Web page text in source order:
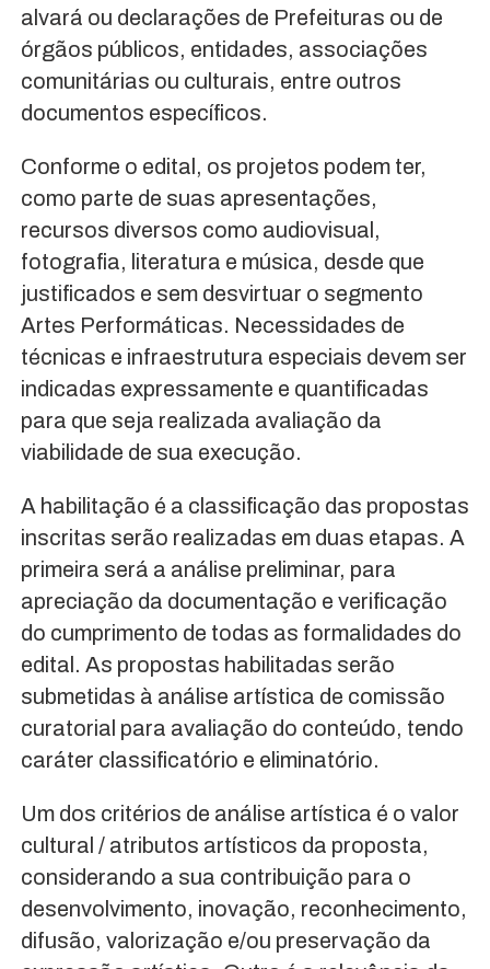
alvará ou declarações de Prefeituras ou de
órgãos públicos, entidades, associações
comunitárias ou culturais, entre outros
documentos específicos.
Conforme o edital, os projetos podem ter,
como parte de suas apresentações,
recursos diversos como audiovisual,
fotografia, literatura e música, desde que
justificados e sem desvirtuar o segmento
Artes Performáticas. Necessidades de
técnicas e infraestrutura especiais devem ser
indicadas expressamente e quantificadas
para que seja realizada avaliação da
viabilidade de sua execução.
A habilitação é a classificação das propostas
inscritas serão realizadas em duas etapas. A
primeira será a análise preliminar, para
apreciação da documentação e verificação
do cumprimento de todas as formalidades do
edital. As propostas habilitadas serão
submetidas à análise artística de comissão
curatorial para avaliação do conteúdo, tendo
caráter classificatório e eliminatório.
Um dos critérios de análise artística é o valor
cultural / atributos artísticos da proposta,
considerando a sua contribuição para o
desenvolvimento, inovação, reconhecimento,
difusão, valorização e/ou preservação da